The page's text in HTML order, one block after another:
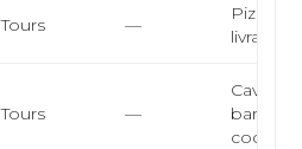
Tours —
livraison
Tours —
Cave à
bar à
cocktails